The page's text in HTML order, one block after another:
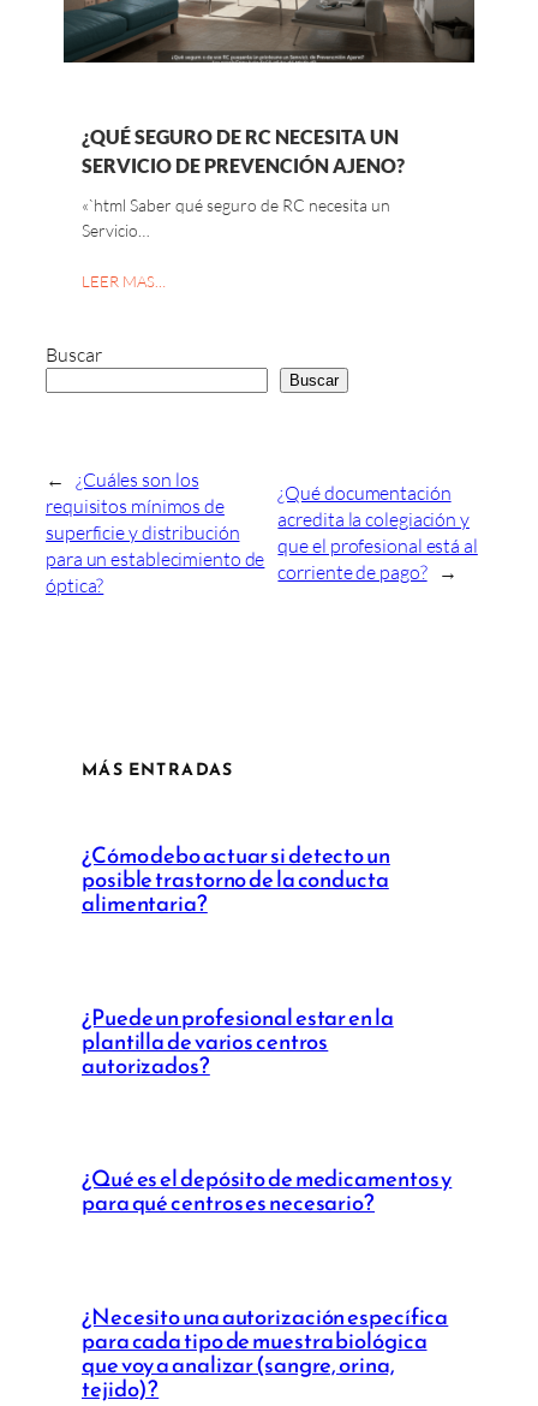
¿QUÉ SEGURO DE RC NECESITA UN
SERVICIO DE PREVENCIÓN AJENO?
«`html Saber qué seguro de RC necesita un
Servicio…
LEER MAS…
Buscar
Buscar
← ¿Cuáles son los
requisitos mínimos de
superficie y distribución
para un establecimiento de
óptica?
¿Qué documentación
acredita la colegiación y
que el profesional está al
corriente de pago?
→
MÁS ENTRADAS
¿Cómo debo actuar si detecto un
posible trastorno de la conducta
alimentaria?
¿Puede un profesional estar en la
plantilla de varios centros
autorizados?
¿Qué es el depósito de medicamentos y
para qué centros es necesario?
¿Necesito una autorización específica
para cada tipo de muestra biológica
que voy a analizar (sangre, orina,
tejido)?